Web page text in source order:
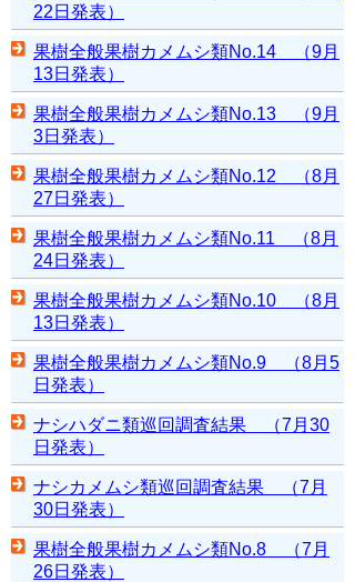
22日発表）
果樹全般果樹カメムシ類No.14 （9月
13日発表）
果樹全般果樹カメムシ類No.13 （9月
3日発表）
果樹全般果樹カメムシ類No.12 （8月
27日発表）
果樹全般果樹カメムシ類No.11 （8月
24日発表）
果樹全般果樹カメムシ類No.10 （8月
13日発表）
果樹全般果樹カメムシ類No.9 （8月5
日発表）
ナシハダニ類巡回調査結果 （7月30
日発表）
ナシカメムシ類巡回調査結果 （7月
30日発表）
果樹全般果樹カメムシ類No.8 （7月
26日発表）